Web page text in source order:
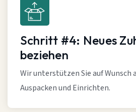
Schritt #4: Neues
beziehen
Wir unterstützen Sie auf Wunsch
Auspacken und Einrichten.